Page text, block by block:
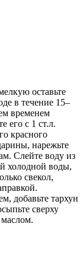
оставьте
в течение 15–
временем
его с 1 ст.л.
красного
нарежьте
Слейте воду из
холодной воды,
свекол,
добавьте тархун
сверху